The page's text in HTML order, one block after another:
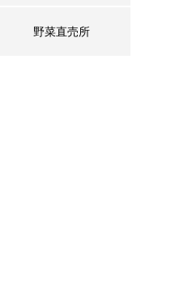
野菜直売所